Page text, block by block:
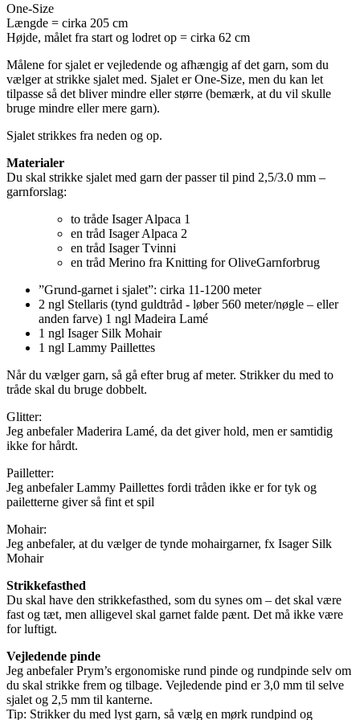
One-Size
Længde = cirka 205 cm
Højde, målet fra start og lodret op = cirka 62 cm
Målene for sjalet er vejledende og afhængig af det garn, som du
vælger at strikke sjalet med. Sjalet er One-Size, men du kan let
tilpasse så det bliver mindre eller større (bemærk, at du vil skulle
bruge mindre eller mere garn).
Sjalet strikkes fra neden og op.
Materialer
Du skal strikke sjalet med garn der passer til pind 2,5/3.0 mm –
garnforslag:
to tråde Isager Alpaca 1
en tråd Isager Alpaca 2
en tråd Isager Tvinni
en tråd Merino fra Knitting for OliveGarnforbrug
”Grund-garnet i sjalet”: cirka 11-1200 meter
2 ngl Stellaris (tynd guldtråd - løber 560 meter/nøgle – eller
anden farve) 1 ngl Madeira Lamé
1 ngl Isager Silk Mohair
1 ngl Lammy Paillettes
Når du vælger garn, så gå efter brug af meter. Strikker du med to
tråde skal du bruge dobbelt.
Glitter:
Jeg anbefaler Maderira Lamé, da det giver hold, men er samtidig
ikke for hårdt.
Pailletter:
Jeg anbefaler Lammy Paillettes fordi tråden ikke er for tyk og
pailetterne giver så fint et spil
Mohair:
Jeg anbefaler, at du vælger de tynde mohairgarner, fx Isager Silk
Mohair
Strikkefasthed
Du skal have den strikkefasthed, som du synes om – det skal være
fast og tæt, men alligevel skal garnet falde pænt. Det må ikke være
for luftigt.
Vejledende pinde
Jeg anbefaler Prym’s ergonomiske rund pinde og rundpinde selv om
du skal strikke frem og tilbage. Vejledende pind er 3,0 mm til selve
sjalet og 2,5 mm til kanterne.
Tip: Strikker du med lyst garn, så vælg en mørk rundpind og